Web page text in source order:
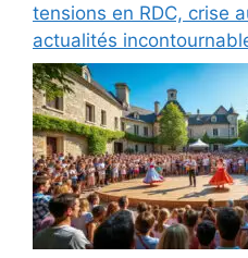
tensions en RDC, crise
actualités